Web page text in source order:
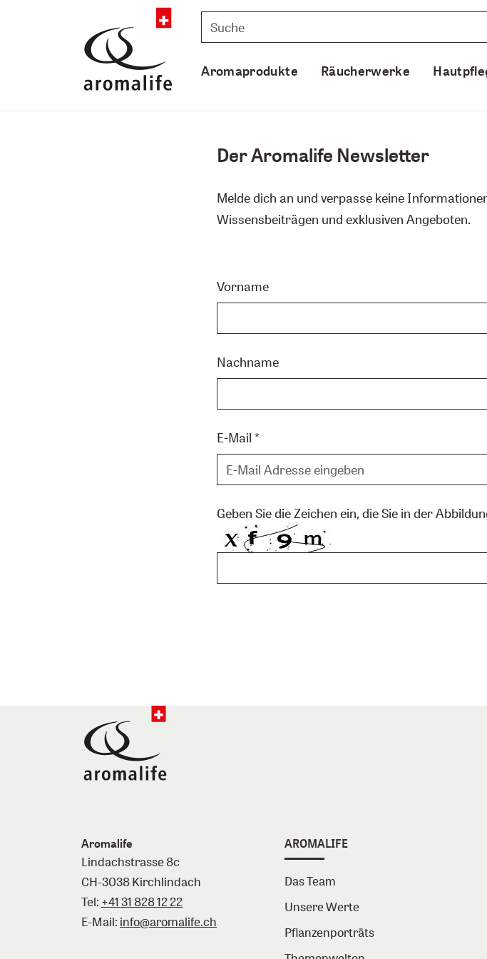
Aromaprodukte Räucherwerke
Der Aromalife Newsletter
Melde dich an und verpasse keine
Wissensbeiträgen und exklusiven Angeboten.
Vorname
Nachname
E-Mail
Geben Sie die Zeichen ein, die Sie in der
Aromalife
Lindachstrasse 8c
CH-3038 Kirchlindach
Tel: +41 31 828 12 22
E-Mail: info@aromalife.ch
AROMALIFE
Das Team
Unsere Werte
Pflanzenporträts